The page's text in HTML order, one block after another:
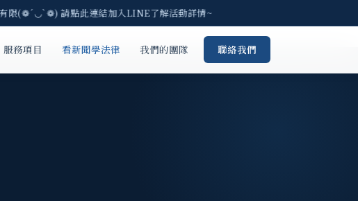
(❁´◡`❁) 請點此連結加入LINE了解活動詳情~
服務項目 看新聞學法律 我們的團隊 聯絡我們